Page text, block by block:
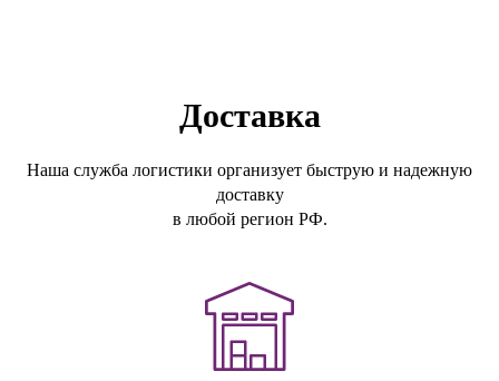
Доставка
Наша служба логистики организует быструю и надежную
доставку
в любой регион РФ.